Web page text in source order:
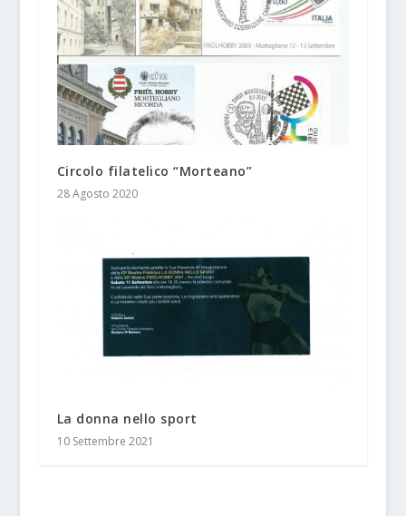
Circolo filatelico “Morteano”
28 Agosto 2020
La donna nello sport
10 Settembre 2021